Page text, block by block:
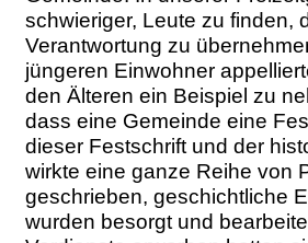
schwieriger, Leute zu finden,
Verantwortung zu
jüngeren Einwohner
den Älteren ein Beispiel zu
dass eine Gemeinde eine
dieser Festschrift und der
wirkte eine ganze Reihe von
geschrieben, geschichtliche
wurden besorgt und